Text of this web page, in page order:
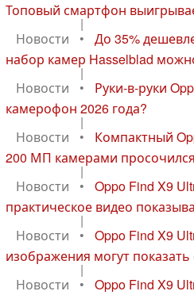
Топовый смартфон
|
Новости
•
До 35%
набор камер Hasselblad
|
Новости
•
Руки-в-руки
камерофон 2026 года?
|
Новости
•
Компактный
200 МП камерами
|
Новости
•
Oppo Find X9
практическое видео
|
Новости
•
Oppo Find X9
изображения могут показать
|
Новости
•
Oppo Find X9